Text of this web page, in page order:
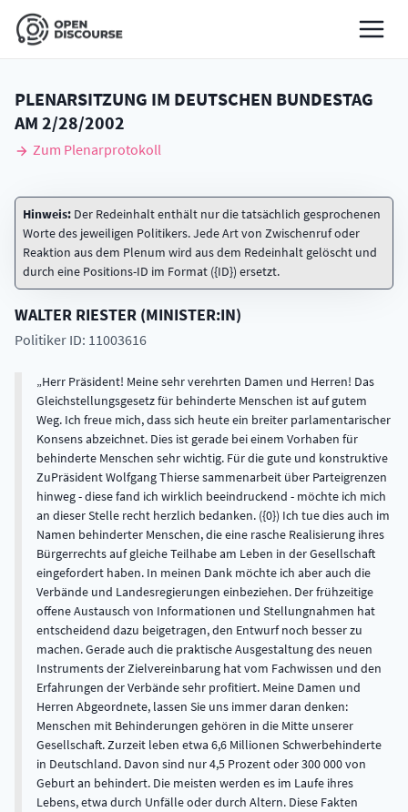
PLENARSITZUNG IM DEUTSCHEN BUNDESTAG
AM 2/28/2002
Zum Plenarprotokoll
Hinweis: Der Redeinhalt enthält nur die tatsächlich gesprochenen
Worte des jeweiligen Politikers. Jede Art von Zwischenruf oder
Reaktion aus dem Plenum wird aus dem Redeinhalt gelöscht und
durch eine Positions-ID im Format ({ID}) ersetzt.
WALTER RIESTER (MINISTER:IN)
Politiker ID: 11003616
Herr Präsident! Meine sehr verehrten Damen und Herren! Das
Gleichstellungsgesetz für behinderte Menschen ist auf gutem
Weg. Ich freue mich, dass sich heute ein breiter parlamentarischer
Konsens abzeichnet. Dies ist gerade bei einem Vorhaben für
behinderte Menschen sehr wichtig. Für die gute und konstruktive
ZuPräsident Wolfgang Thierse sammenarbeit über Parteigrenzen
hinweg - diese fand ich wirklich beeindruckend - möchte ich mich
an dieser Stelle recht herzlich bedanken. ({0}) Ich tue dies auch im
Namen behinderter Menschen, die eine rasche Realisierung ihres
Bürgerrechts auf gleiche Teilhabe am Leben in der Gesellschaft
eingefordert haben. In meinen Dank möchte ich aber auch die
Verbände und Landesregierungen einbeziehen. Der frühzeitige
offene Austausch von Informationen und Stellungnahmen hat
entscheidend dazu beigetragen, den Entwurf noch besser zu
machen. Gerade auch die praktische Ausgestaltung des neuen
Instruments der Zielvereinbarung hat vom Fachwissen und den
Erfahrungen der Verbände sehr profitiert. Meine Damen und
Herren Abgeordnete, lassen Sie uns immer daran denken:
Menschen mit Behinderungen gehören in die Mitte unserer
Gesellschaft. Zurzeit leben etwa 6,6 Millionen Schwerbehinderte
in Deutschland. Davon sind nur 4,5 Prozent oder 300 000 von
Geburt an behindert. Die meisten werden es im Laufe ihres
Lebens, etwa durch Unfälle oder durch Altern. Diese Fakten